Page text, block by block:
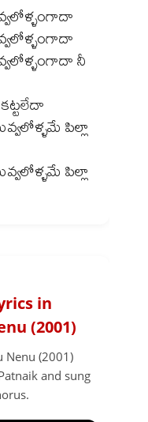
నీ
పిల్లా
పిల్లా
in
(2001)
Nenu (2001)
and sung